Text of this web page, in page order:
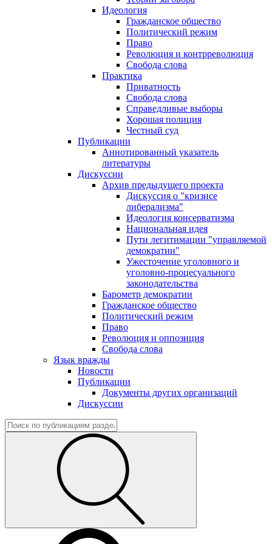
Идеология
Гражданское общество
Политический режим
Право
Революция и контрреволюция
Свобода слова
Практика
Приватность
Свобода слова
Справедливые выборы
Хорошая полиция
Честный суд
Публикации
Аннотированный указатель
литературы
Дискуссии
Архив предыдущего проекта
Дискуссия о "кризисе
либерализма"
Идеология консерватизма
Национальная идея
Пути легитимации "управляемой
демократии"
Ужесточение уголовного и
уголовно-процесуального
законодательства
Барометр демократии
Гражданское общество
Политический режим
Право
Революция и оппозиция
Свобода слова
Язык вражды
Новости
Публикации
Документы других организаций
Дискуссии